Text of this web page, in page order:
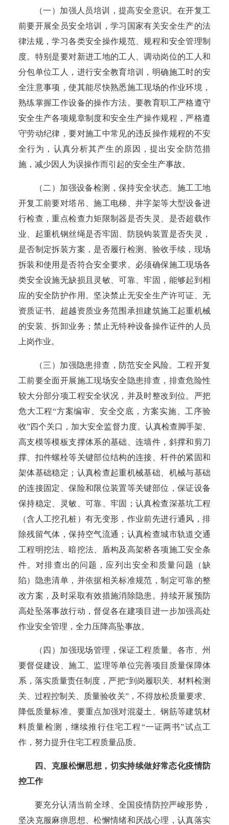
（一）加强人员培训，提高安全意识。 在开复工
前要开展全员安全培训，学习国家有关安全生产的法
律法规，学习各类安全操作规范、规程和安全管理制
度。特别是要对新进工地的工人、调动岗位的工人和
分包单位工人，进行安全教育培训，明确施工时的安
全注意事项，使其能尽快熟悉施工现场的作业环境，
熟练掌握工作设备的操作方法。要教育职工严格遵守
安全生产各项规章制度和安全生产操作规程，严格遵
守劳动纪律，要对施工中常见的违反操作规程的不安
全行为，认真分析其产生的原因，提出安全防范措
施，减少因人为误操作而引起的安全生产事故。
（二）加强设备检测，保持安全状态。 施工工地
开复工前要对塔吊、施工电梯、井字架等大型设备进
行检查，重点检查力矩限制器是否失灵、是否超载作
业、起重机钢丝绳是否牢固、防脱钩装置是否失灵，
是否制定拆装方案，是否履行检测、验收手续，现场
拆装和使用是否符合安全要求。必须确保施工现场各
类安全设施无缺损且灵敏、可靠、牢固，能够起到相
应的安全防护作用。坚决禁止无安全生产许可证、无
资质证书、超越资质业务范围承担建筑施工起重机械
的安装、拆卸业务；禁止无特种设备操作证件的人员
上岗作业。
（三）加强隐患排查，防范安全风险。 工程开复
工前要全面开展施工现场安全隐患排查，排查危险性
较大分部分项工程安全状况，并及时整改到位。严把
危大工程“方案编审、安全交底，方案实施、工序验
收”四个关口，加大安全监督力度。认真检查脚手架、
高支模等模板支撑体系的基础、连墙件，斜撑和剪刀
撑、扣件螺栓等关键部位结构的连接、杆件的紧固和
架体基础稳定；认真检查起重机械基础、机械与基础
的连接固定、保险和限位装置等关键部位，保证设备
保持稳定、灵敏、可靠、牢固；认真检查深基坑工程
（含人工挖孔桩）有无变形，作业前先进行通风，排
除残留气体，保持空气流通；认真检查城市轨道交通
工程明挖法、暗挖法、盾构及高架桥各项施工安全条
件。对排查出的问题，应列出安全和质量问题（缺
陷）隐患清单，并依据相关标准规范，制定可靠的整
改方案，及时采取有效措施消除隐患。持续开展预防
高处坠落事故行动，督促各在建项目进一步加强高处
作业安全管理，全力压降高坠事故。
（四）加强现场管理，保证工程质量。 各市、州
要督促建设、施工、监理等单位完善项目质量保障体
系，落实质量责任制度，严把“到岗履职关、材料检测
关、过程控制关、质量验收关”，不得放松质量要求、
降低质量标准。要重点加强对混凝土、钢筋等建筑材
料质量检测，继续推行住宅工程“一证两书”试点工
作，努力提升住宅工程质量品质。
四、克服松懈思想，切实持续做好常态化疫情防
控工作
要充分认清当前全球、全国疫情防控严峻形势，
坚决克服麻痹思想、松懈情绪和厌战心理，认真落实